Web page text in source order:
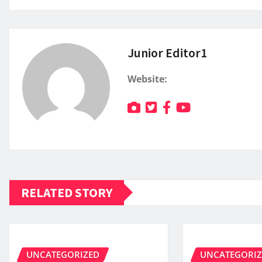
Junior Editor1
Website:
RELATED STORY
UNCATEGORIZED